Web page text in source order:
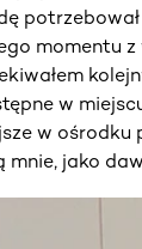
momentu z
w
w ośrodku
jako